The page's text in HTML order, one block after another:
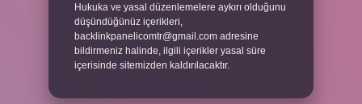
Hukuka ve yasal düzenlemelere aykırı olduğunu
düşündüğünüz içerikleri,
backlinkpanelicomtr@gmail.com adresine
bildirmeniz halinde, ilgili içerikler yasal süre
içerisinde sitemizden kaldırılacaktır.